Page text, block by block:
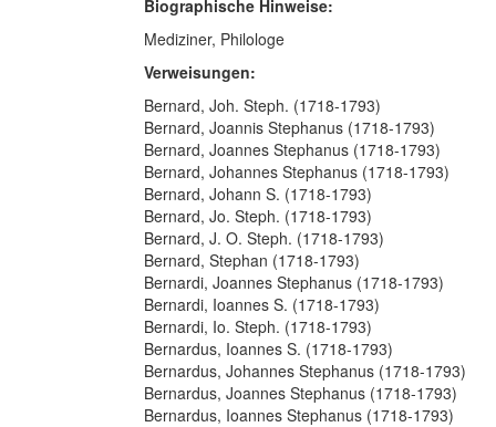
Biographische Hinweise:
Mediziner, Philologe
Verweisungen:
Bernard, Joh. Steph. (1718-1793)
Bernard, Joannis Stephanus (1718-1793)
Bernard, Joannes Stephanus (1718-1793)
Bernard, Johannes Stephanus (1718-1793)
Bernard, Johann S. (1718-1793)
Bernard, Jo. Steph. (1718-1793)
Bernard, J. O. Steph. (1718-1793)
Bernard, Stephan (1718-1793)
Bernardi, Joannes Stephanus (1718-1793)
Bernardi, Ioannes S. (1718-1793)
Bernardi, Io. Steph. (1718-1793)
Bernardus, Ioannes S. (1718-1793)
Bernardus, Johannes Stephanus (1718-1793)
Bernardus, Joannes Stephanus (1718-1793)
Bernardus, Ioannes Stephanus (1718-1793)